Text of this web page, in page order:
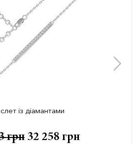
із діамантами
грн 32 258 грн